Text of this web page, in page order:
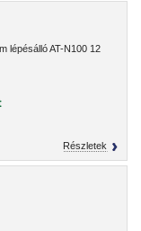
lépésálló AT-N100 12
Részletek